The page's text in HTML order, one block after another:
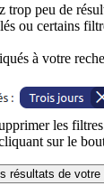
trop peu de
ou certains
à votre
les
sur le
résultats de votre